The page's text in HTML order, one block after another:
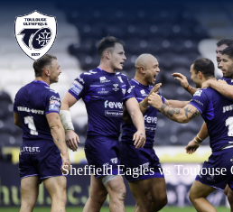
Sheffield Eagles vs Toulouse